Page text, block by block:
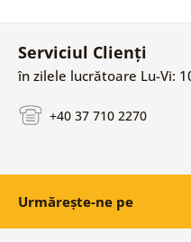
Serviciul Clienți
în zilele lucrătoare Lu-Vi:
+40 37 710 2270
Urmărește-ne pe